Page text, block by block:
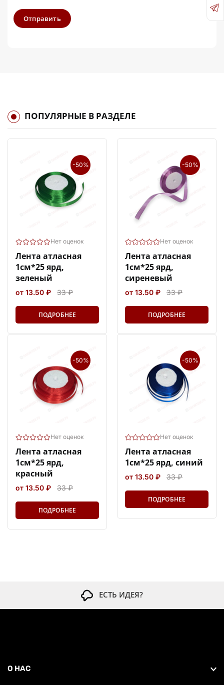
Отправить
ПОПУЛЯРНЫЕ В РАЗДЕЛЕ
-50%
Нет оценок
Лента атласная
1см*25 ярд,
зеленый
от 13.50 ₽ 33 ₽
ПОДРОБНЕЕ
-50%
Нет оценок
Лента атласная
1см*25 ярд,
сиреневый
от 13.50 ₽ 33 ₽
ПОДРОБНЕЕ
-50%
Нет оценок
Лента атласная
1см*25 ярд,
красный
от 13.50 ₽ 33 ₽
ПОДРОБНЕЕ
-50%
Нет оценок
Лента атласная
1см*25 ярд, синий
от 13.50 ₽ 33 ₽
ПОДРОБНЕЕ
ЕСТЬ ИДЕЯ?
О НАС